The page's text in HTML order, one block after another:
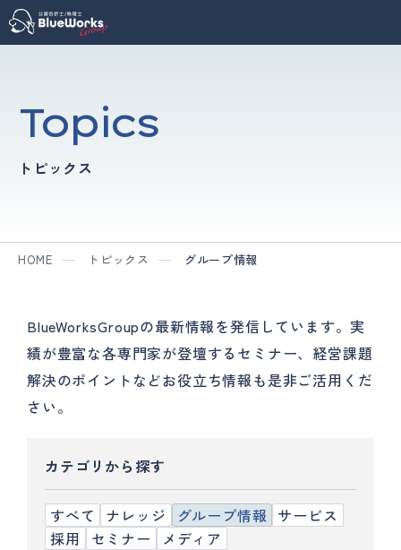
Topics
トピックス
HOME トピックス グループ情報
BlueWorksGroupの最新情報を発信しています。 実
績が豊富な各専門家が登壇するセミナー、 経営課題
解決のポイントなどお役立ち情報も是非ご活用くだ
さい。
カテゴリから探す
すべて ナレッジ グループ情報 サービス
採用
セミナー メディア